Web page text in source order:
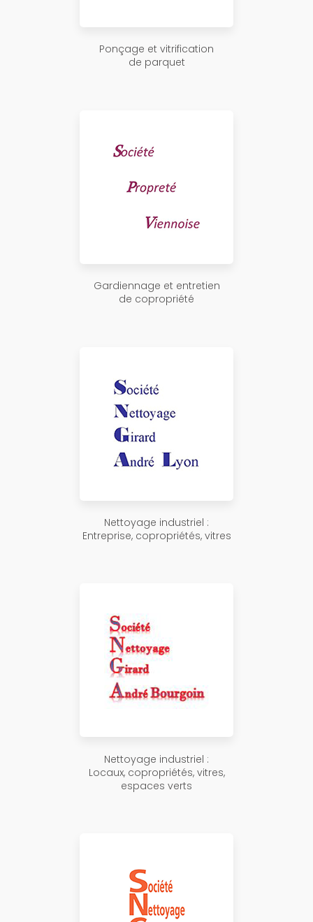
Ponçage et vitrification
de parquet
Gardiennage et entretien
de copropriété
Nettoyage industriel :
Entreprise, copropriétés, vitres
Nettoyage industriel :
Locaux, copropriétés, vitres,
espaces verts